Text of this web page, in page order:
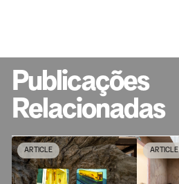
Publicações
Relacionadas
ARTICLE ARTICLE